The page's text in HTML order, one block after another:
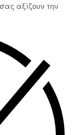
αξίζουν την